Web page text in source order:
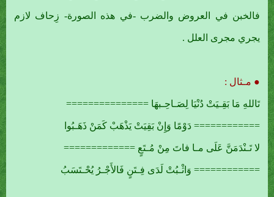
فالخبن في العروض والضرب -في هذه الصورة- زِحاف لازم
يجري مجرى العلل .
● مـثال :
تَاللهِ مَا بَقِـيَتْ دُنْيَا لِصَـاحِـبهَا ===============
============ دَوْمًا وَإِنْ بَقِيَتْ يَذْهَبْ كَمَنْ ذَهَـبُوا
لا تَـنْدَمَنَّ عَلَى مـا فاتَ مِنْ مُـتَعٍ =============
============ وَاثْـبُتْ لَدَى فِـتَنٍ فَالأَجْـرُ يُحْـتَسَبُ